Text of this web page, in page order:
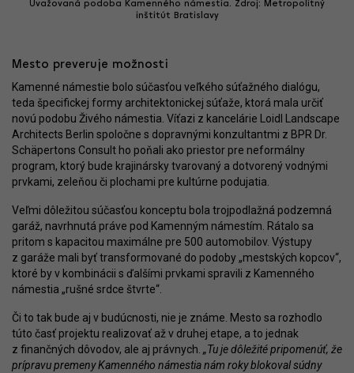
Uvažovaná podoba Kamenného námestia. Zdroj: Metropolitný
inštitút Bratislavy
Mesto preveruje možnosti
Kamenné námestie bolo súčasťou veľkého súťažného dialógu,
teda špecifickej formy architektonickej súťaže, ktorá mala určiť
novú podobu Živého námestia. Víťazi z kancelárie Loidl Landscape
Architects Berlin spoločne s dopravnými konzultantmi z BPR Dr.
Schäpertons Consult ho poňali ako priestor pre neformálny
program, ktorý bude krajinársky tvarovaný a dotvorený vodnými
prvkami, zeleňou či plochami pre kultúrne podujatia.
Veľmi dôležitou súčasťou konceptu bola trojpodlažná podzemná
garáž, navrhnutá práve pod Kamenným námestím. Rátalo sa
pritom s kapacitou maximálne pre 500 automobilov. Výstupy
z garáže mali byť transformované do podoby „mestských kopcov“,
ktoré by v kombinácii s ďalšími prvkami spravili z Kamenného
námestia „rušné srdce štvrte“.
Či to tak bude aj v budúcnosti, nie je známe. Mesto sa rozhodlo
túto časť projektu realizovať až v druhej etape, a to jednak
z finančných dôvodov, ale aj právnych. „Tu je dôležité pripomenúť, že
prípravu premeny Kamenného námestia nám roky blokoval súdny